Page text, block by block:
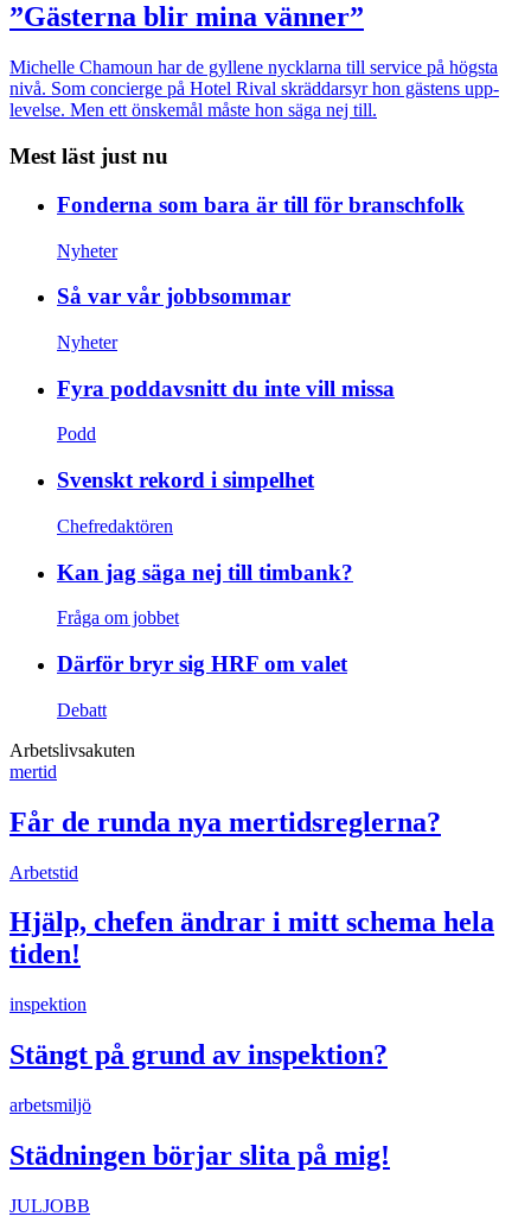
”Gästerna blir mina vänner”
Michelle Chamoun har de gyllene nycklarna till service på högsta
nivå. Som concierge på Hotel Rival skräddarsyr hon gästens upp­
levelse. Men ett önskemål måste hon säga nej till.
Mest läst just nu
Fonderna som bara är till för branschfolk
Nyheter
Så var vår jobbsommar
Nyheter
Fyra poddavsnitt du inte vill missa
Podd
Svenskt rekord i simpelhet
Chefredaktören
Kan jag säga nej till timbank?
Fråga om jobbet
Därför bryr sig HRF om valet
Debatt
Arbetslivsakuten
mertid
Får de runda nya mertidsreglerna?
Arbetstid
Hjälp, chefen ändrar i mitt schema hela
tiden!
inspektion
Stängt på grund av inspektion?
arbetsmiljö
Städningen börjar slita på mig!
JULJOBB